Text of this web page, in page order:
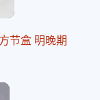
节盒 明晚期